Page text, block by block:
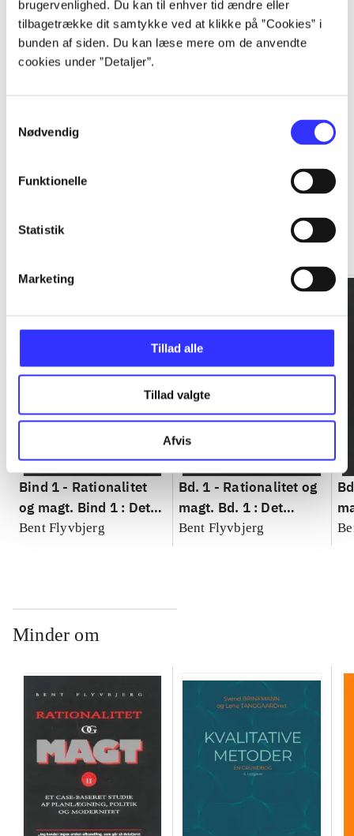
brugervenlighed. Du kan til enhver tid ændre eller
tilbagetrække dit samtykke ved at klikke på ”Cookies” i
bunden af siden. Du kan læse mere om de anvendte
cookies under ”Detaljer”.
Nødvendig
Funktionelle
Statistik
Marketing
Tillad alle
Tillad valgte
Afvis
...
Bind 1 - Rationalitet
og magt. Bind 1 : Det
konkretes videnskab
Bent Flyvbjerg
Bd. 1 - Rationalitet og
magt. Bd. 1 : Det
konkretes videnskab
Bent Flyvbjerg
Minder om